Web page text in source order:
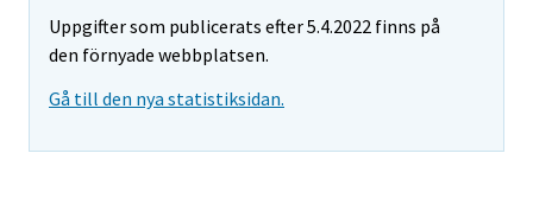
Uppgifter som publicerats efter 5.4.2022 finns på
den förnyade webbplatsen.
Gå till den nya statistiksidan.